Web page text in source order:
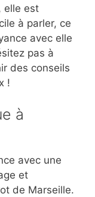
elle est
à parler, ce
avec elle
pas à
des conseils
!
à
avec une
et
de Marseille.